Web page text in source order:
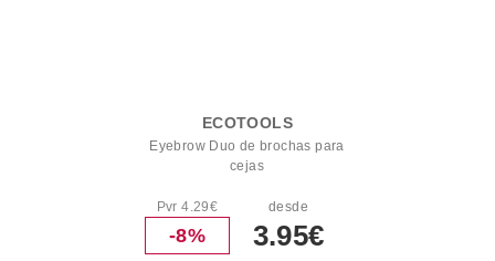
ECOTOOLS
Eyebrow Duo de brochas para
cejas
Pvr 4.29€
-8%
desde
3.95€